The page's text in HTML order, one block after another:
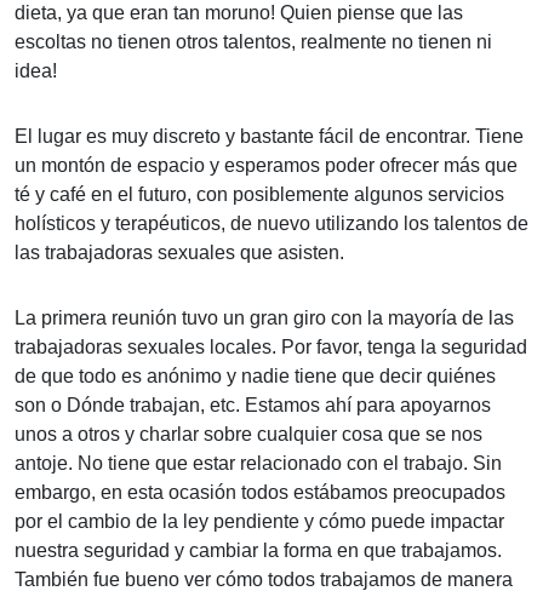
dieta, ya que eran tan moruno! Quien piense que las
escoltas no tienen otros talentos, realmente no tienen ni
idea!
El lugar es muy discreto y bastante fácil de encontrar. Tiene
un montón de espacio y esperamos poder ofrecer más que
té y café en el futuro, con posiblemente algunos servicios
holísticos y terapéuticos, de nuevo utilizando los talentos de
las trabajadoras sexuales que asisten.
La primera reunión tuvo un gran giro con la mayoría de las
trabajadoras sexuales locales. Por favor, tenga la seguridad
de que todo es anónimo y nadie tiene que decir quiénes
son o Dónde trabajan, etc. Estamos ahí para apoyarnos
unos a otros y charlar sobre cualquier cosa que se nos
antoje. No tiene que estar relacionado con el trabajo. Sin
embargo, en esta ocasión todos estábamos preocupados
por el cambio de la ley pendiente y cómo puede impactar
nuestra seguridad y cambiar la forma en que trabajamos.
También fue bueno ver cómo todos trabajamos de manera